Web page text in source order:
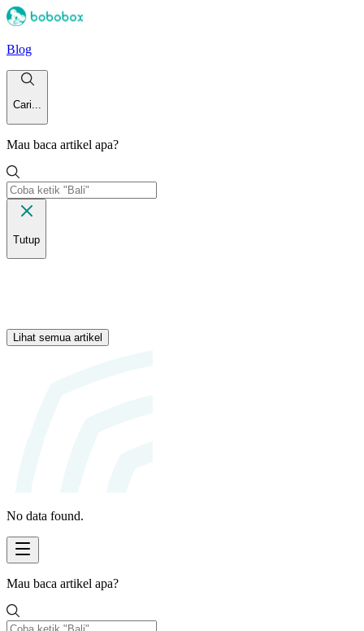
Blog
Cari...
Mau baca artikel apa?
Tutup
Lihat semua artikel
No data found.
Mau baca artikel apa?